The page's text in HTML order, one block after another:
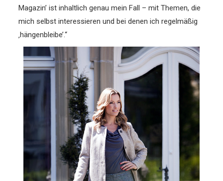
Magazin’ ist inhaltlich genau mein Fall – mit Themen, die
mich selbst interessieren und bei denen ich regelmäßig
‚hängenbleibe’.“